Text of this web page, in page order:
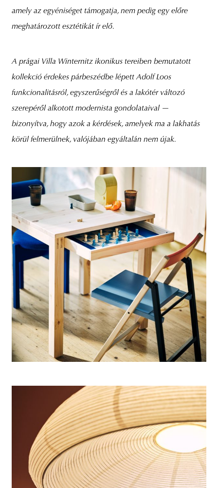
amely az egyéniséget támogatja, nem pedig egy előre
meghatározott esztétikát ír elő.
A prágai Villa Winternitz ikonikus tereiben bemutatott
kollekció érdekes párbeszédbe lépett Adolf Loos
funkcionalitásról, egyszerűségről és a lakótér változó
szerepéről alkotott modernista gondolataival —
bizonyítva, hogy azok a kérdések, amelyek ma a lakhatás
körül felmerülnek, valójában egyáltalán nem újak.